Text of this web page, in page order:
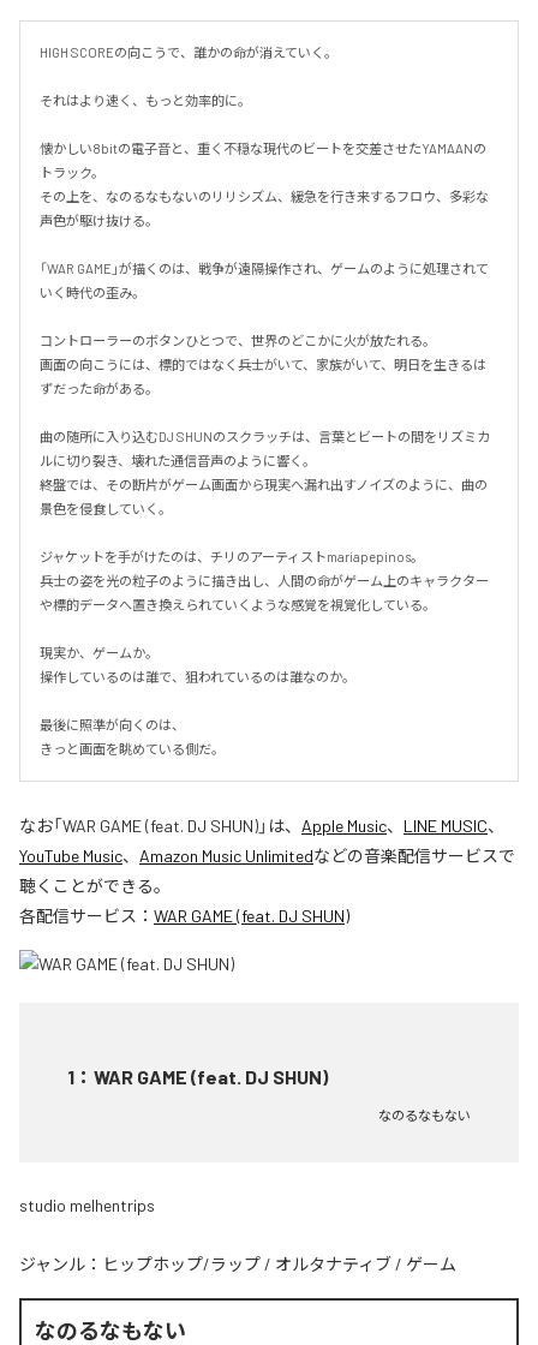
HIGH SCOREの向こうで、誰かの命が消えていく。
それはより速く、もっと効率的に。
懐かしい8bitの電子音と、重く不穏な現代のビートを交差させたYAMAANの
トラック。
その上を、なのるなもないのリリシズム、緩急を行き来するフロウ、多彩な
声色が駆け抜ける。
「WAR GAME」が描くのは、戦争が遠隔操作され、ゲームのように処理されて
いく時代の歪み。
コントローラーのボタンひとつで、世界のどこかに火が放たれる。
画面の向こうには、標的ではなく兵士がいて、家族がいて、明日を生きるは
ずだった命がある。
曲の随所に入り込むDJ SHUNのスクラッチは、言葉とビートの間をリズミカ
ルに切り裂き、壊れた通信音声のように響く。
終盤では、その断片がゲーム画面から現実へ漏れ出すノイズのように、曲の
景色を侵食していく。
ジャケットを手がけたのは、チリのアーティストmariapepinos。
兵士の姿を光の粒子のように描き出し、人間の命がゲーム上のキャラクター
や標的データへ置き換えられていくような感覚を視覚化している。
現実か、ゲームか。
操作しているのは誰で、狙われているのは誰なのか。
最後に照準が向くのは、
きっと画面を眺めている側だ。
なお「WAR GAME (feat. DJ SHUN)」は、 Apple Music、 LINE MUSIC、
YouTube Music、 Amazon Music Unlimitedなどの音楽配信サービスで
聴くことができる。
各配信サービス： WAR GAME (feat. DJ SHUN)
1 ： WAR GAME (feat. DJ SHUN)
なのるなもない
studio melhentrips
ジャンル： ヒップホップ/ラップ / オルタナティブ / ゲーム
なのるなもない